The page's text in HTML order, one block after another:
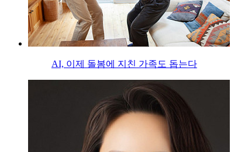
AI, 이제 돌봄에 지친 가족도 돕는다